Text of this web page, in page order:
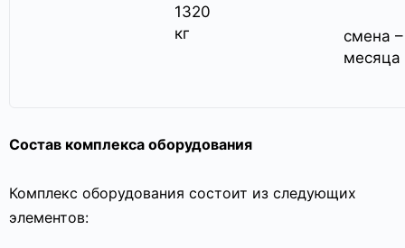
1320
кг
смена
месяца
Состав комплекса оборудования
Комплекс оборудования состоит из следующих
элементов: